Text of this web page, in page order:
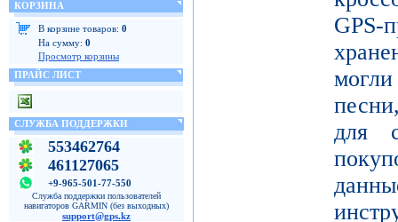
КОРЗИНА
В корзине товаров: 0
На сумму: 0
Просмотр корзины
ПРАЙС ЛИСТ
СЛУЖБА ПОДДЕРЖКИ
553462764
461127065
+9-965-501-77-550
Служба поддержки пользователей
навигаторов GARMIN (без выходных)
support@gps.kz
GPS-
для